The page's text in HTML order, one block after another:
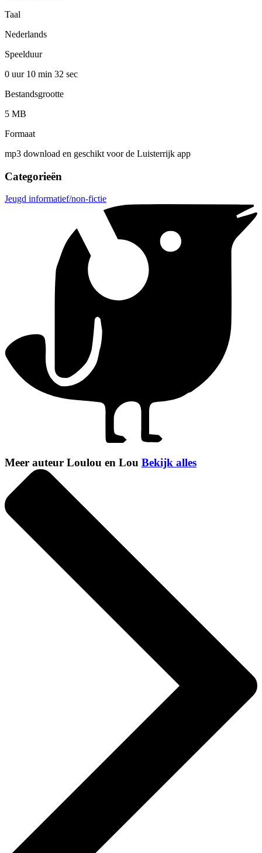
Taal
Nederlands
Speelduur
0 uur 10 min 32 sec
Bestandsgrootte
5 MB
Formaat
mp3 download en geschikt voor de Luisterrijk app
Categorieën
Jeugd informatief/non-fictie
Meer auteur Loulou en Lou Bekijk alles